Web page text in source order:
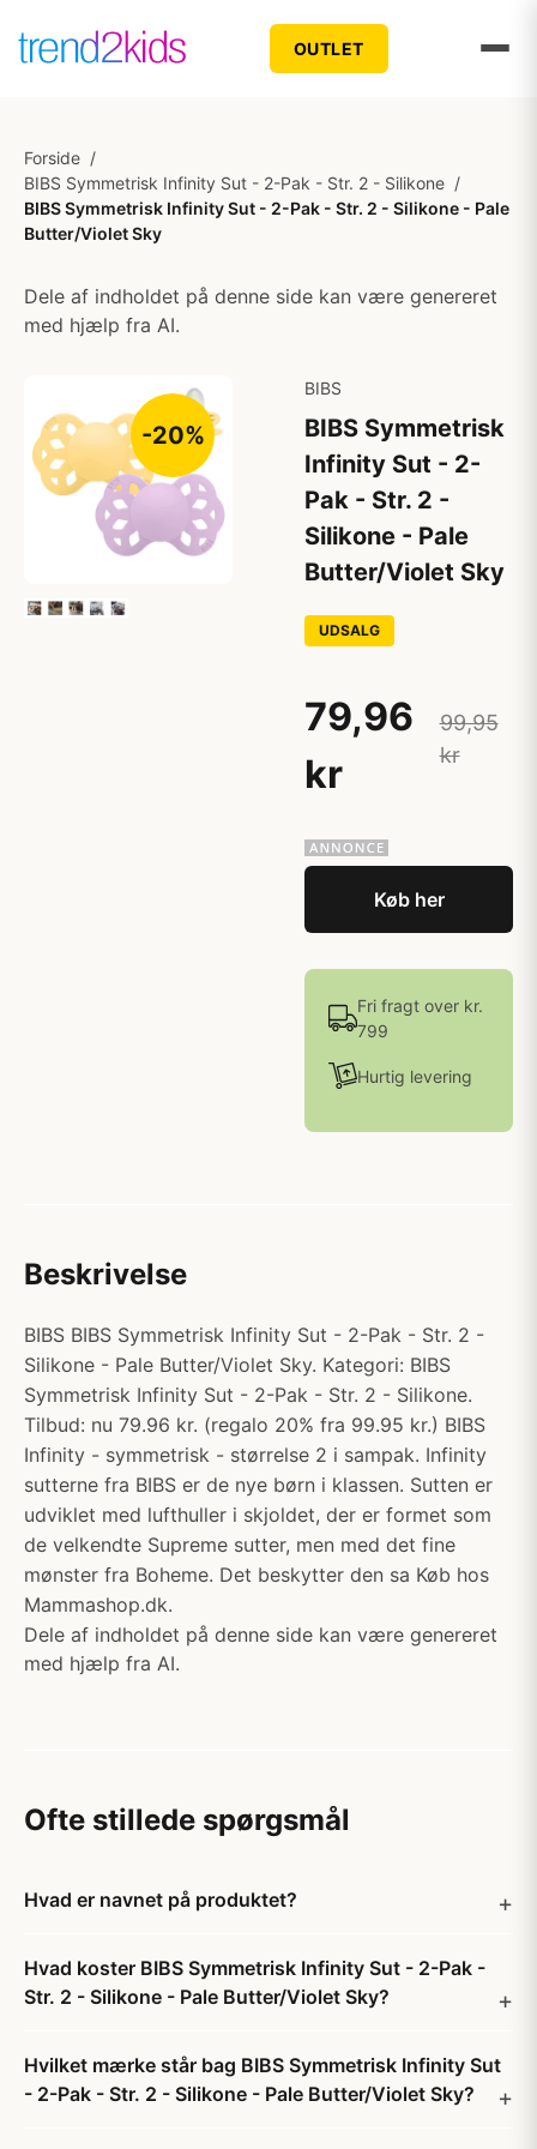
OUTLET
Forside /
BIBS Symmetrisk Infinity Sut - 2-Pak - Str. 2 - Silikone /
BIBS Symmetrisk Infinity Sut - 2-Pak - Str. 2 - Silikone - Pale
Butter/Violet Sky
Dele af indholdet på denne side kan være genereret
med hjælp fra AI.
-20%
BIBS
BIBS Symmetrisk
Infinity Sut - 2-
Pak - Str. 2 -
Silikone - Pale
Butter/Violet Sky
UDSALG
79,96
kr
99,95
kr
Køb her
Fri fragt over kr.
799
Hurtig levering
Beskrivelse
BIBS BIBS Symmetrisk Infinity Sut - 2-Pak - Str. 2 -
Silikone - Pale Butter/Violet Sky. Kategori: BIBS
Symmetrisk Infinity Sut - 2-Pak - Str. 2 - Silikone.
Tilbud: nu 79.96 kr. (regalo 20% fra 99.95 kr.) BIBS
Infinity - symmetrisk - størrelse 2 i sampak. Infinity
sutterne fra BIBS er de nye børn i klassen. Sutten er
udviklet med lufthuller i skjoldet, der er formet som
de velkendte Supreme sutter, men med det fine
mønster fra Boheme. Det beskytter den sa Køb hos
Mammashop.dk.
Dele af indholdet på denne side kan være genereret
med hjælp fra AI.
Ofte stillede spørgsmål
Hvad er navnet på produktet?
Hvad koster BIBS Symmetrisk Infinity Sut - 2-Pak -
Str. 2 - Silikone - Pale Butter/Violet Sky?
Hvilket mærke står bag BIBS Symmetrisk Infinity Sut
- 2-Pak - Str. 2 - Silikone - Pale Butter/Violet Sky?